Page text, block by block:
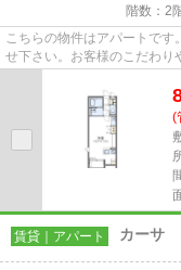
階数：2
こちらの物件はアパートで
せ下さい。お客様のこだわり
(
賃貸｜アパート カーサ